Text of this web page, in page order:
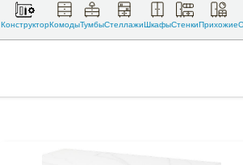
КонструкторКомодыТумбыСтеллажиШкафыСтенкиПрихожие